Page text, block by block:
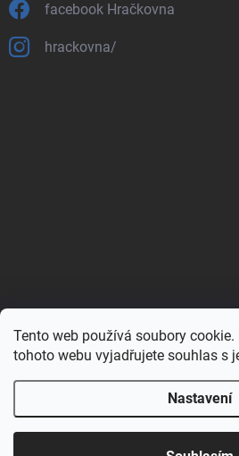
Tento web používá soubory
tohoto webu vyjadřujete souhlas s
Nastavení
facebook Hračkovna
hrackovna/
Zboží.cz Heureka.cz